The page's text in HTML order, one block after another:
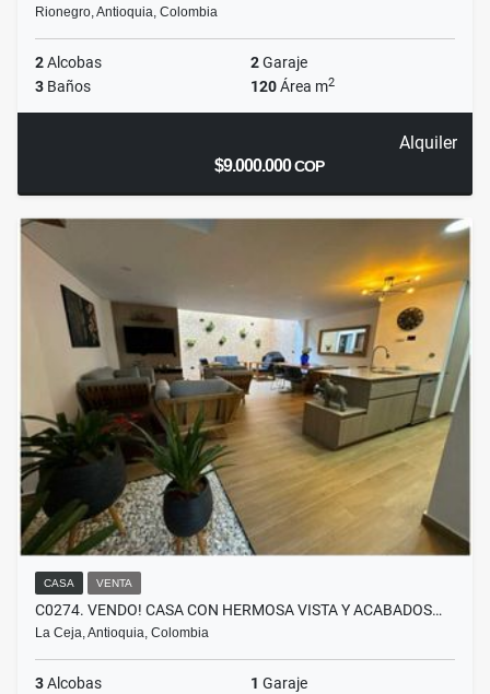
Rionegro, Antioquia, Colombia
2Alcobas 2Garaje
3 Baños 120Área m2
Alquiler
$9.000.000COP
CASA VENTA
C0274. VENDO! CASA CON HERMOSA VISTA Y ACABADOS…
La Ceja, Antioquia, Colombia
3Alcobas 1 Garaje